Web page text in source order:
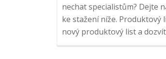
nechat specialistům? Dejte
ke stažení níže. Produktový
nový produktový list a